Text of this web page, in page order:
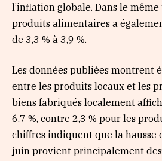
l’inflation globale. Dans le
produits alimentaires a
de 3,3 % à 3,9 %.
Les données publiées montrent
entre les produits locaux et les
biens fabriqués localement
6,7 %, contre 2,3 % pour les
chiffres indiquent que la hausse
juin provient principalement